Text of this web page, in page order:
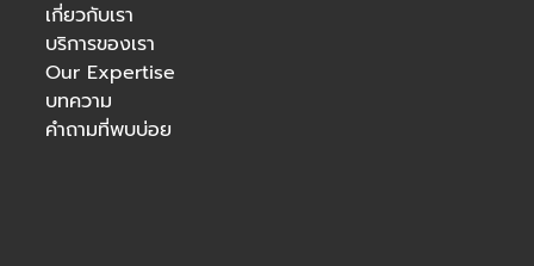
เกี่ยวกับเรา
บริการของเรา
Our Expertise
บทความ
คำถามที่พบบ่อย